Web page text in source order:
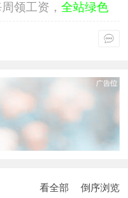
领工资， 全站绿色
看全部 倒序浏览